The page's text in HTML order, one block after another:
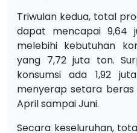
Triwulan kedua, total
dapat mencapai 9,64
melebihi kebutuhan
yang 7,72 juta ton.
konsumsi ada 1,92
menyerap setara beras
April sampai Juni.
Secara keseluruhan,